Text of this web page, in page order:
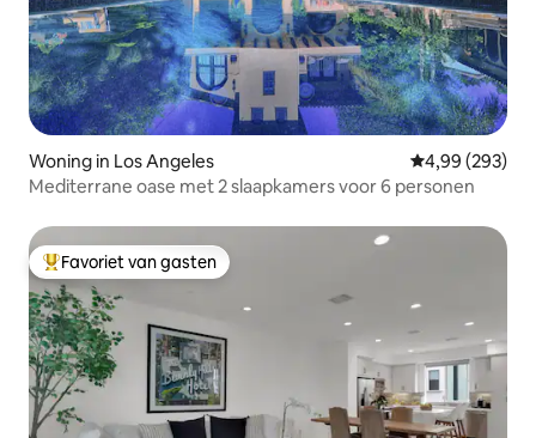
Woning in Los Angeles Gemiddelde
4,99 (293)
Mediterrane oase met 2 slaapkamers voor 6 personen
Topfavoriet van gasten
Favoriet van gasten